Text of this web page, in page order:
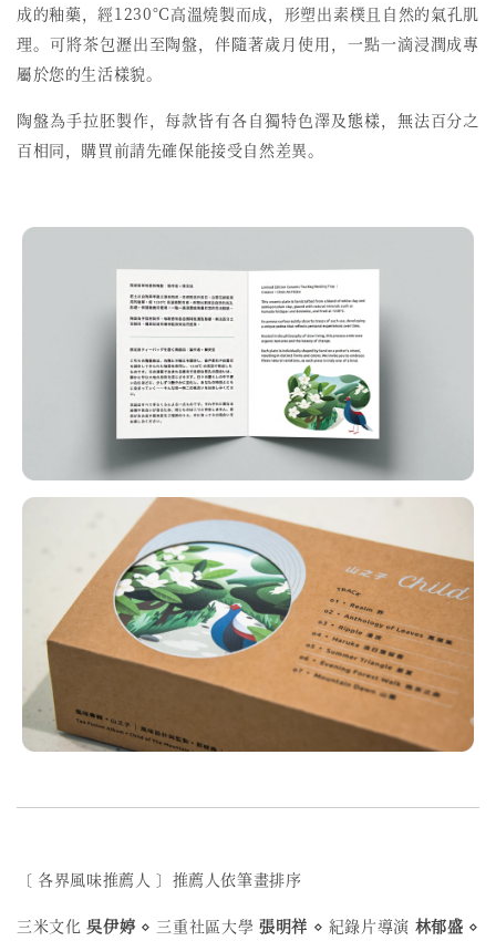
成的釉藥，經1230°C高溫燒製而成，形塑出素樸且自然的氣孔肌
理。可將茶包瀝出至陶盤，伴隨著歲月使用，一點一滴浸潤成專
屬於您的生活樣貌。
陶盤為手拉胚製作，每款皆有各自獨特色澤及態樣，無法百分之
百相同，購買前請先確保能接受自然差異。
〔 各界風味推薦人 〕推薦人依筆畫排序
三米文化吳伊婷 ⋄ 三重社區大學 張明祥 ⋄ 紀錄片導演 林郁盛 ⋄